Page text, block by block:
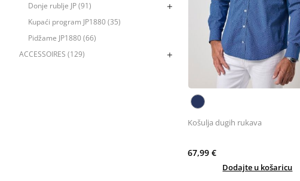
Donje rublje JP (91)
Kupaći program JP1880 (35)
Pidžame JP1880 (66)
ACCESSOIRES (129)
Košulja dugih rukava
67,99 €
Dodajte u košaricu